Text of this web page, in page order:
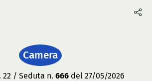
Camera
22 / Seduta n. 666del 27/05/2026